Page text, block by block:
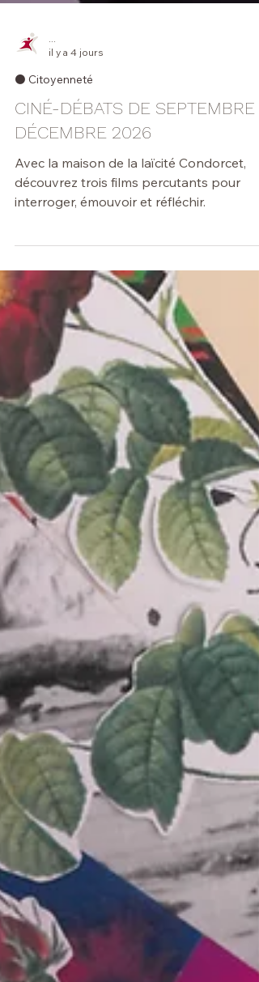
il y a 4 jours
⚫️ Citoyenneté
CINÉ-DÉBATS DE SEPTEMBRE À
DÉCEMBRE 2026
Avec la maison de la laïcité Condorcet,
découvrez trois films percutants pour